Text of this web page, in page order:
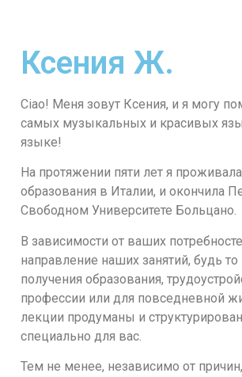
Ксения Ж.
Ciao! Меня зовут Ксения, и я могу
самых музыкальных и красивых
языке!
На протяжении пяти лет я
образования в Италии, и окончила
Свободном Университете Больцано.
В зависимости от ваших
направление наших занятий, будь
получения образования,
профессии или для повседневной
лекции продуманы и
специально для вас.
Тем не менее, независимо от